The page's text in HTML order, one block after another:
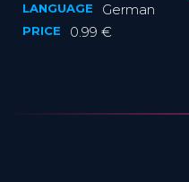
LANGUAGE German
PRICE 0.99 €